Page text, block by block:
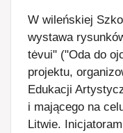
W wileńskiej
wystawa
tėvui" ("Oda do
projektu,
Edukacji
i mającego na
Litwie.